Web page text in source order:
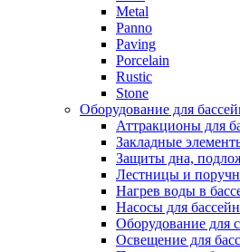
Metal
Panno
Paving
Porcelain
Rustic
Stone
Оборудование для
Аттракционы для
Закладные
Защиты дна,
Лестницы и
Нагрев воды в
Насосы для
Оборудование для
Освещение для